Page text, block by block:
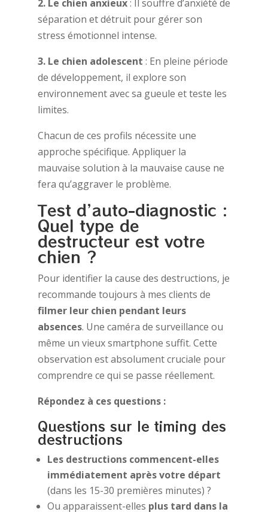
2. Le chien anxieux: Il souffre d’anxiété de
séparation et détruit pour gérer son
stress émotionnel intense.
3. Le chien adolescent : En pleine période
de développement, il explore son
environnement avec sa gueule et teste les
limites.
Chacun de ces profils nécessite une
approche spécifique. Appliquer la
mauvaise solution à la mauvaise cause ne
fera qu’aggraver le problème.
Test d’auto-diagnostic :
Quel type de
destructeur est votre
chien ?
Pour identifier la cause des destructions, je
recommande toujours à mes clients de
filmer leur chien pendant leurs
absences. Une caméra de surveillance ou
même un vieux smartphone suffit. Cette
observation est absolument cruciale pour
comprendre ce qui se passe réellement.
Répondez à ces questions :
Questions sur le timing des
destructions
Les destructions commencent-elles
immédiatement après votre départ
(dans les 15-30 premières minutes) ?
Ou apparaissent-elles plus tard dans la